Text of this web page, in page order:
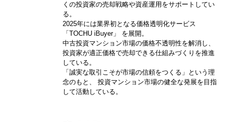
くの投資家の売却戦略や資産運用をサポートしてい
る。
2025年には業界初となる価格透明化サービス
「TOCHU iBuyer」 を展開。
中古投資マンション市場の価格不透明性を解消し、
投資家が適正価格で売却できる仕組みづくりを推進
している。
「誠実な取引こそが市場の信頼をつくる」という理
念のもと、 投資マンション市場の健全な発展を目指
して活動している。